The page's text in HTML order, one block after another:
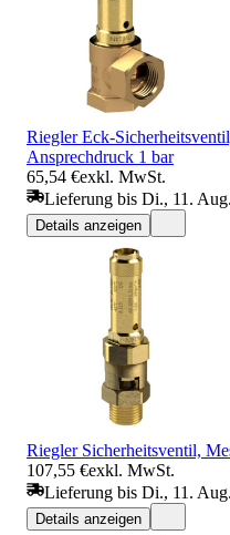
Riegler Eck-
Ansprechdruck 1 bar
65,54 €exkl. MwSt.
Lieferung bis Di., 11. Aug.
Details anzeigen
Riegler Sicherheitsventil,
107,55 €exkl. MwSt.
Lieferung bis Di., 11. Aug.
Details anzeigen